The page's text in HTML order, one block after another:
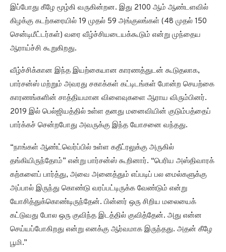
இப்போது கீழே மூழ்கி வருகின்றன. இது 2100 ஆம் ஆண்டளவில்
கிழக்கு கடற்கரையில் 19 முதல் 59 அங்குலங்கள் (48 முதல் 150
சென்டிமீட்டர்கள்) வரை வீழ்ச்சியடையக்கூடும் என்று முந்தைய
ஆராய்ச்சி கூறுகிறது.
வீழ்ச்சிக்கான இந்த இயற்கையான காரணத்துடன் கூடுதலாக,
பார்சன்ஸ் மற்றும் அவரது சகாக்கள் கட்டிடங்கள் போன்ற செயற்கை
காரணங்களின் சாத்தியமான விளைவுகளை ஆராய விரும்பினர்.
2019 இல் பெல்ஜியத்தில் உள்ள தனது மனைவியின் குடும்பத்தைப்
பார்க்கச் சென்றபோது அவருக்கு இந்த யோசனை வந்தது.
“நாங்கள் ஆண்ட்வெர்ப்பில் உள்ள கதீட்ரலுக்கு அருகில்
தங்கியிருந்தோம்” என்று பார்சன்ஸ் கூறினார். “பெரிய அஸ்திவாரக்
கற்களைப் பார்த்து, அவை அனைத்தும் எப்படிப் பல மைல்களுக்கு
அப்பால் இருந்து கொண்டு வரப்பட்டிருக்க வேண்டும் என்று
யோசித்துக்கொண்டிருந்தேன். பின்னர் ஒரு சிறிய மலையைக்
கட்டுவது போல ஒரு குவிந்த இடத்தில் குவித்தேன். அது என்ன
செய்யப்போகிறது என்று எனக்கு ஆர்வமாக இருந்தது. அதன் கீழே
பூமி.”